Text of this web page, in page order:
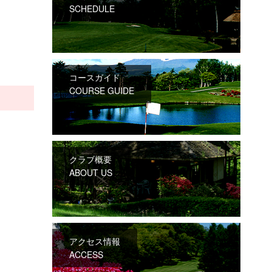
SCHEDULE
コースガイド
COURSE GUIDE
クラブ概要
ABOUT US
アクセス情報
ACCESS